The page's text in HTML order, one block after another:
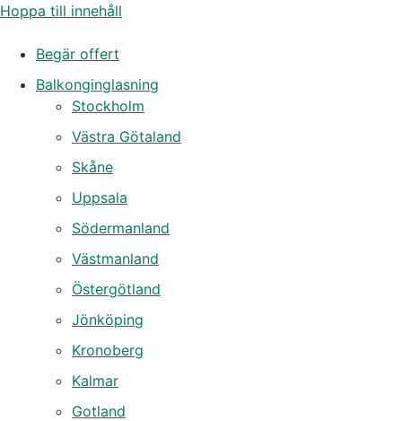
Hoppa till innehåll
Begär offert
Balkonginglasning
Stockholm
Västra Götaland
Skåne
Uppsala
Södermanland
Västmanland
Östergötland
Jönköping
Kronoberg
Kalmar
Gotland